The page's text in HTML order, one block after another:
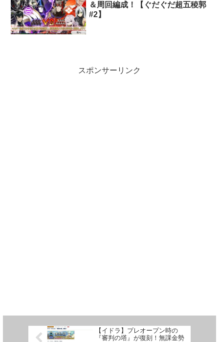
＆周回編成！【ぐだぐだ超五稜郭
#2】
スポンサーリンク
【イドラ】プレオープン時の
『審判の塔』が復刻！無課金勢